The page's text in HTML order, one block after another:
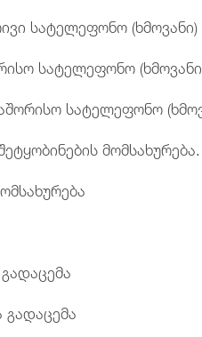
(ხმოვანი)
სატელეფონო (ხმოვანი)
სატელეფონო
მომსახურება.